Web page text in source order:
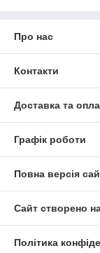
Про нас
Контакти
Доставка та
Графік роботи
Повна версія
Сайт створено
Політика